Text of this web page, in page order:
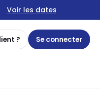
Voir les dates
? Se connecter